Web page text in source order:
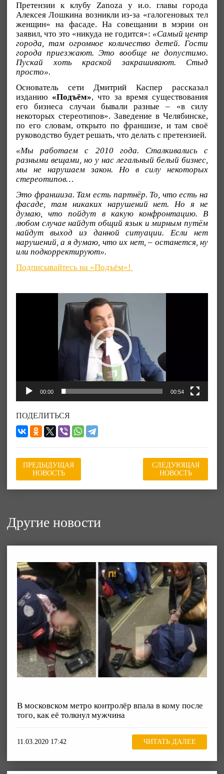
Претензии к клубу Zanoza у и.о. главы города
Алексея Лошкина возникли из-за «галогеновых тел
женщин» на фасаде. На совещании в мэрии он
заявил, что это «никуда не годится»: «Самый центр
города, там огромное количество детей. Гости
города приезжают. Это вообще не допустимо.
Пускай хоть краской закрашивают. Стыд
просто».
Основатель сети Дмитрий Каспер рассказал
изданию «Подъём», что за время существования
его бизнеса случаи бывали разные – «в силу
некоторых стереотипов». Заведение в Челябинске,
по его словам, открыто по франшизе, и там своё
руководство будет решать, что делать с претензией.
«Мы работаем с 2010 года. Сталкивались с
разными вещами, но у нас легальный белый бизнес,
мы не нарушаем закон. Но в силу некоторых
стереотипов…
Это франшиза. Там есть партнёр. То, что есть на
фасаде, там никаких нарушений нет. Но я не
думаю, что пойдут в какую конфронтацию. В
любом случае найдут общий язык и мирным путём
найдут выход из данной ситуации. Если нет
нарушений, а я думаю, что их нет, – останется, ну
или подкорректируют».
Подписывайтесь на «Подъём»!
00:00 00:54
ПОДЕЛИТЬСЯ
ПРЕДЫДУЩАЯ
НОВОСТЬ
СЛЕДУЮЩАЯ
НОВОСТЬ
Другие новости
В московском метро контролёр впала в кому после
того, как её толкнул мужчина
11.03.2020 17:42 ЧИТАТЬ ДАЛЕЕ